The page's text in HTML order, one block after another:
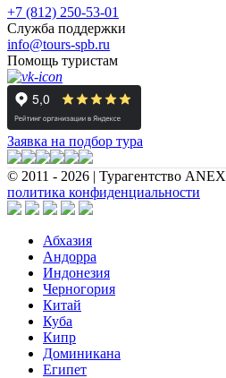
+7 (812) 250-53-01
Служба поддержки
info@tours-spb.ru
Помощь туристам
Заявка на подбор тура
© 2011 - 2026 | Турагентство ANEX
политика конфиденциальности
Абхазия
Андорра
Индонезия
Черногория
Китай
Куба
Кипр
Доминикана
Египет